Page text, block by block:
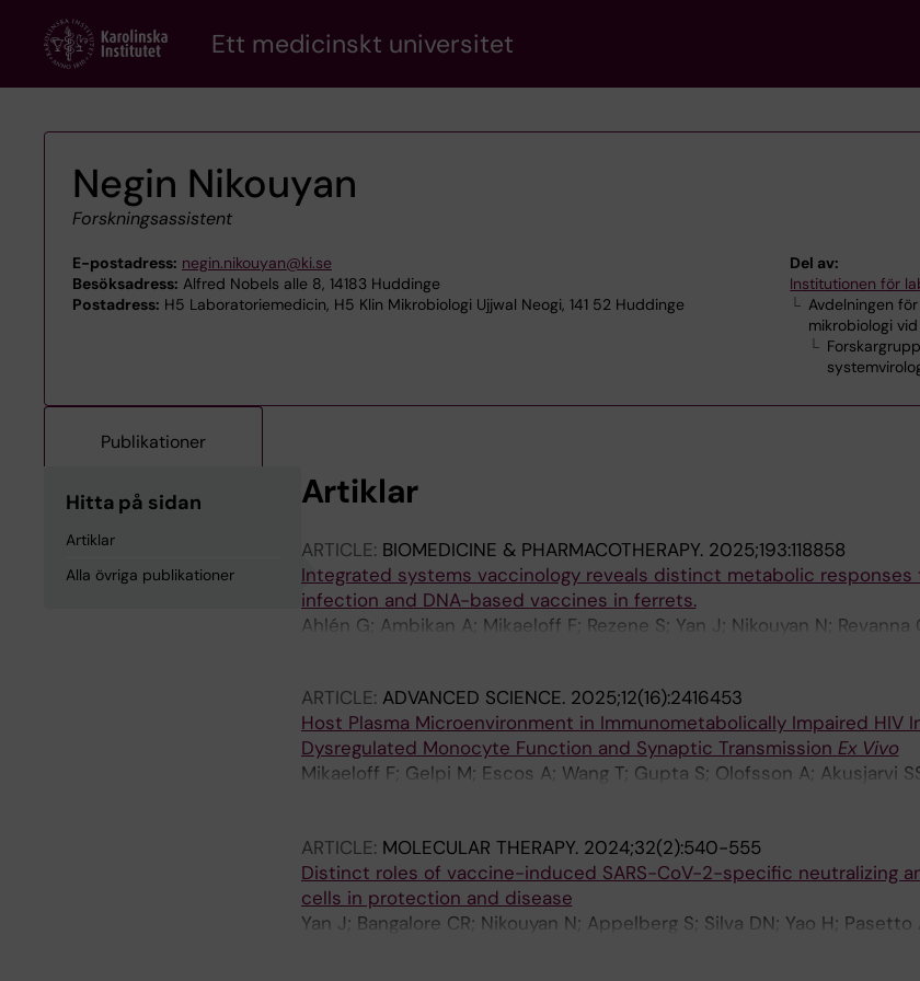
content
Ett medicinskt universitet
Negin Nikouyan
Forskningsassistent
E-postadress: negin.nikouyan@ki.se
Besöksadress: Alfred Nobels alle 8, 14183 Huddinge
Postadress: H5 Laboratoriemedicin, H5 Klin Mikrobiologi Ujjwal Neogi, 141 52 Huddinge
Del av:
Institutionen för
Avdelningen för
mikrobiologi
Publikationer
Hitta på sidan
Artiklar
Alla övriga publikationer
Artiklar
ARTICLE: BIOMEDICINE & PHARMACOTHERAPY. 2025;193:118858
Integrated systems vaccinology reveals distinct metabolic responses
infection and DNA-based vaccines in ferrets.
Ahlén G; Ambikan A; Mikaeloff F; Rezene S; Yan J; Nikouyan N; Revanna
ARTICLE: ADVANCED SCIENCE. 2025;12(16):2416453
Host Plasma Microenvironment in Immunometabolically Impaired HIV
Dysregulated Monocyte Function and Synaptic Transmission Ex Vivo
Mikaeloff F; Gelpi M; Escos A; Wang T; Gupta S; Olofsson A; Akusjarvi
Naval P; Sood V; Nikouyan N; Knudsen AD; Vestad B; Hogh J; Hov JR;
Lourda M; de Magalhaes JP; Weiss S; Mardinoglu A; Varshney MK;
Nielsen SD; Neogi U
ARTICLE: MOLECULAR THERAPY. 2024;32(2):540-555
Distinct roles of vaccine-induced SARS-CoV-2-specific neutralizing
cells in protection and disease
Yan J; Bangalore CR; Nikouyan N; Appelberg S; Silva DN; Yao H; Pasetto
Weber S; Larsson O; Hoglund U; Bogdanovic G; Grabbe M; Aleman S;